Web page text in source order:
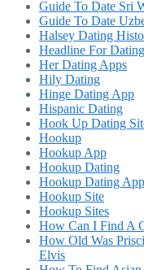
Guide To Date Sri
Guide To Date
Halsey Dating
Headline For
Her Dating Apps
Hily Dating
Hinge Dating App
Hispanic Dating
Hook Up Dating
Hookup
Hookup App
Hookup Dating
Hookup Dating App
Hookup Site
Hookup Sites
How Can I Find A
How Old Was
Elvis